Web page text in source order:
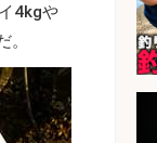
4kgや